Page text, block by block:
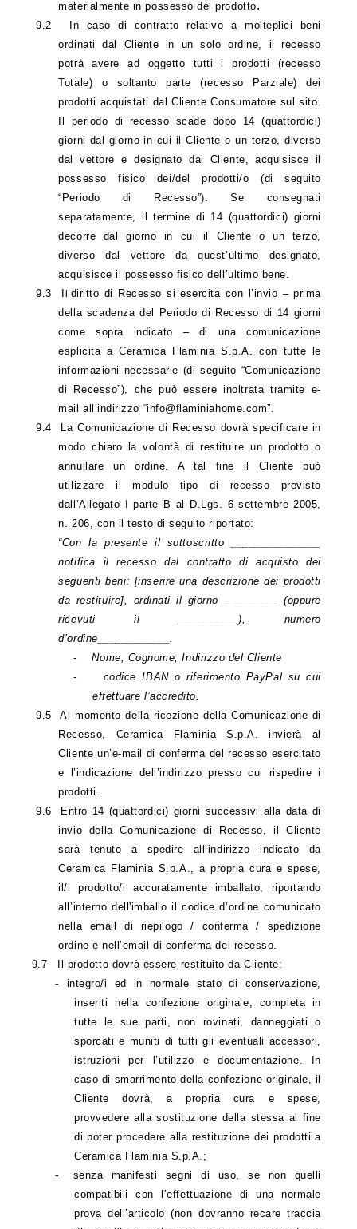
materialmente in possesso del prodotto.
9.2
In caso di contratto relativo a molteplici beni
ordinati dal Cliente in un solo ordine, il recesso
potrà avere ad oggetto tutti i prodotti (recesso
Totale) o soltanto parte (recesso Parziale) dei
prodotti acquistati dal Cliente Consumatore sul sito.
Il periodo di recesso scade dopo 14 (quattordici)
giorni dal giorno in cui il Cliente o un terzo, diverso
dal vettore e designato dal Cliente, acquisisce il
possesso fisico dei/del prodotti/o (di seguito
“Periodo di Recesso”). Se consegnati
separatamente, il termine di 14 (quattordici) giorni
decorre dal giorno in cui il Cliente o un terzo,
diverso dal vettore da quest’ultimo designato,
acquisisce il possesso fisico dell’ultimo bene.
9.3
diritto di Recesso si esercita con l’invio – prima
della scadenza del Periodo di Recesso di 14 giorni
come sopra indicato – di una comunicazione
esplicita a Ceramica Flaminia S.p.A. con tutte le
informazioni necessarie (di seguito “Comunicazione
di Recesso”), che può essere inoltrata tramite e-
mail all’indirizzo “info@flaminiahome.com”.
9.4
La Comunicazione di Recesso dovrà specificare in
modo chiaro la volontà di restituire un prodotto o
annullare un ordine. A tal fine il Cliente può
utilizzare il modulo tipo di recesso previsto
dall’Allegato I parte B al D.Lgs. 6 settembre 2005,
n. 206, con il testo di seguito riportato:
“Con la presente il sottoscritto _______________
notifica il recesso dal contratto di acquisto dei
seguenti beni: [inserire una descrizione dei prodotti
da restituire], ordinati il giorno _________ (oppure
ricevuti il __________), numero
d’ordine____________.
- Nome, Cognome, Indirizzo del Cliente
-
codice IBAN o riferimento PayPal su cui
effettuare l’accredito.
9.5
Al momento della ricezione della Comunicazione di
Recesso, Ceramica Flaminia S.p.A. invierà al
Cliente un’e-mail di conferma del recesso esercitato
e l’indicazione dell’indirizzo presso cui rispedire i
prodotti.
9.6
Entro 14 (quattordici) giorni successivi alla data di
invio della Comunicazione di Recesso, il Cliente
sarà tenuto a spedire all’indirizzo indicato da
Ceramica Flaminia S.p.A., a propria cura e spese,
il/i prodotto/i accuratamente imballato, riportando
all’interno dell'imballo il codice d’ordine comunicato
nella email di riepilogo / conferma / spedizione
ordine e nell’email di conferma del recesso.
9.7
Il prodotto dovrà essere restituito da Cliente:
- integro/i ed in normale stato di conservazione,
inseriti nella confezione originale, completa in
tutte le sue parti, non rovinati, danneggiati o
sporcati e muniti di tutti gli eventuali accessori,
istruzioni per l’utilizzo e documentazione. In
caso di smarrimento della confezione originale, il
Cliente dovrà, a propria cura e spese,
provvedere alla sostituzione della stessa al fine
di poter procedere alla restituzione dei prodotti a
Ceramica Flaminia S.p.A.;
-
senza manifesti segni di uso, se non quelli
compatibili con l’effettuazione di una normale
prova dell’articolo (non dovranno recare traccia